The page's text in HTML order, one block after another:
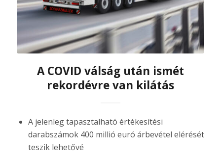
A COVID válság után ismét
rekordévre van kilátás
A jelenleg tapasztalható értékesítési
darabszámok 400 millió euró árbevétel elérését
teszik lehetővé